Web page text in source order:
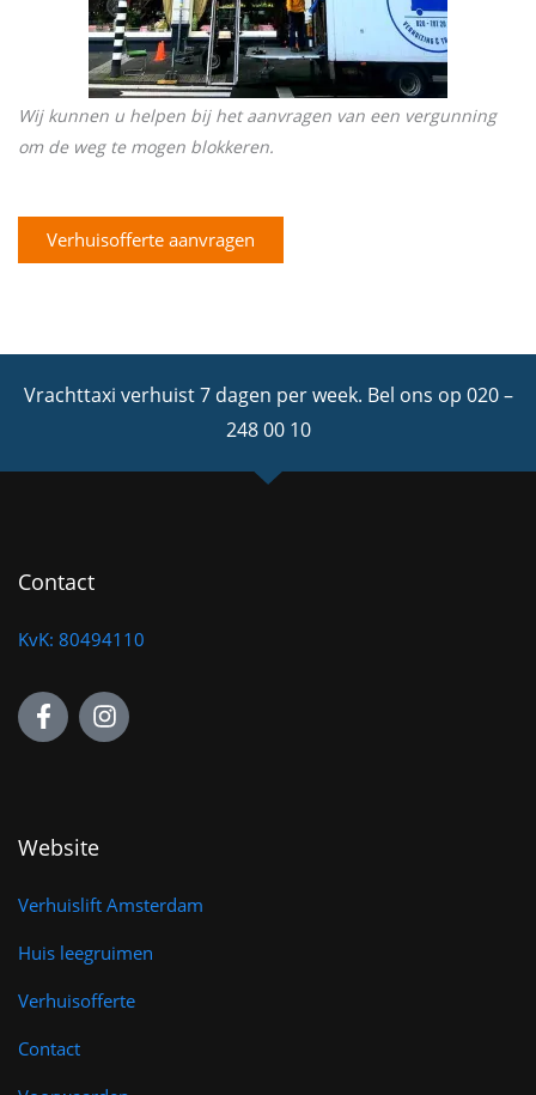
Wij kunnen u helpen bij het aanvragen van een vergunning
om de weg te mogen blokkeren.
Verhuisofferte aanvragen
Vrachttaxi verhuist 7 dagen per week. Bel ons op 020 –
248 00 10
Contact
KvK: 80494110
Website
Verhuislift Amsterdam
Huis leegruimen
Verhuisofferte
Contact